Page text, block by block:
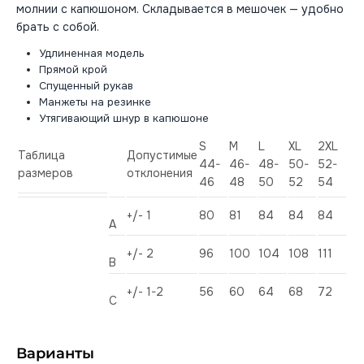
молнии с капюшоном. Складывается в мешочек — удобно
брать с собой.
Удлиненная модель
Прямой крой
Спущенный рукав
Манжеты на резинке
Утягивающий шнур в капюшоне
Таблица
размеров
Допустимые
отклонения
S
44-
46
M
46-
48
L
48-
50
XL
50-
52
2XL
52-
54
А
+/- 1 80 81 84 84 84
B
+/- 2 96 100 104 108 111
C
+/- 1-2 56 60 64 68 72
Варианты